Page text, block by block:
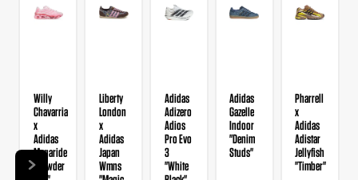
Willy
Chavarria
x
Adidas
Megaride
"Powder
Liberty
London
x
Adidas
Japan
Wmns
Adidas
Adizero
Adios
Pro Evo
3
"White
Adidas
Gazelle
Indoor
"Denim
Studs"
Pharrell
x
Adidas
Adistar
Jellyfish
"Timber"